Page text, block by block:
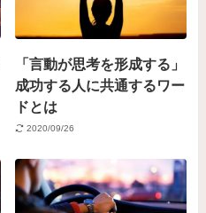
「言動が思考を形成する」
成功する人に共通するワー
ドとは
2020/09/26